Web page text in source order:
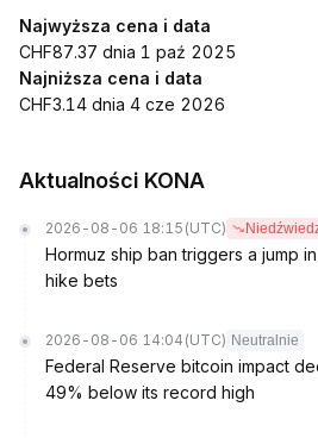
Najwyższa cena i data
CHF87.37 dnia 1 paź 2025
Najniższa cena i data
CHF3.14 dnia 4 cze 2026
Aktualności KONA
2026-08-06 18:15 (UTC)
Hormuz ship ban triggers a jump
hike bets
2026-08-06 14:04 (UTC) Neutralnie
Federal Reserve bitcoin impact
49% below its record high